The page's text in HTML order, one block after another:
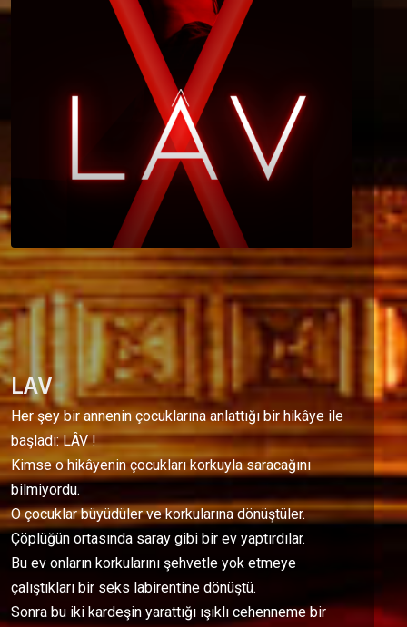
LAV
Her şey bir annenin çocuklarına anlattığı bir hikâye ile
başladı: LÂV !
Kimse o hikâyenin çocukları korkuyla saracağını
bilmiyordu.
O çocuklar büyüdüler ve korkularına dönüştüler.
Çöplüğün ortasında saray gibi bir ev yaptırdılar.
Bu ev onların korkularını şehvetle yok etmeye
çalıştıkları bir seks labirentine dönüştü.
Sonra bu iki kardeşin yarattığı ışıklı cehenneme bir